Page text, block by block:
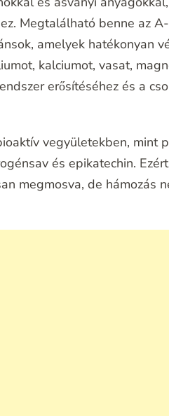
Megtalálható benne az
amelyek hatékonyan
kalciumot, vasat,
erősítéséhez és a
vegyületekben, mint
és epikatechin.
megmosva, de hámozás